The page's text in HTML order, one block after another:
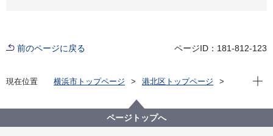
前のページに戻る ページID：181-812-123
現在位置 横浜市トップページ
港北区トップページ
ペットが迷子になってしまったら
現在
ページトップへ